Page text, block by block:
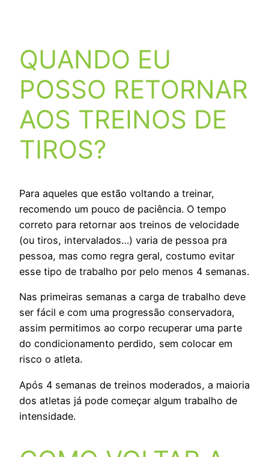
QUANDO EU
POSSO RETORNAR
AOS TREINOS DE
TIROS?
Para aqueles que estão voltando a treinar,
recomendo um pouco de paciência. O tempo
correto para retornar aos treinos de velocidade
(ou tiros, intervalados…) varia de pessoa pra
pessoa, mas como regra geral, costumo evitar
esse tipo de trabalho por pelo menos 4 semanas.
Nas primeiras semanas a carga de trabalho deve
ser fácil e com uma progressão conservadora,
assim permitimos ao corpo recuperar uma parte
do condicionamento perdido, sem colocar em
risco o atleta.
Após 4 semanas de treinos moderados, a maioria
dos atletas já pode começar algum trabalho de
intensidade.